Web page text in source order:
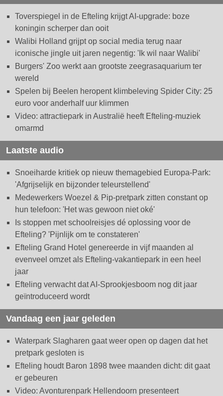
Toverspiegel in de Efteling krijgt AI-upgrade: boze
koningin scherper dan ooit
Walibi Holland grijpt op social media terug naar
iconische jingle uit jaren negentig: 'Ik wil naar Walibi'
Burgers' Zoo werkt aan grootste zeegrasaquarium ter
wereld
Spelen bij Beelen heropent klimbeleving Spider City: 25
euro voor anderhalf uur klimmen
Video: attractiepark in Australië heeft Efteling-muziek
omarmd
Laatste audio
Snoeiharde kritiek op nieuw themagebied Europa-Park:
'Afgrijselijk en bijzonder teleurstellend'
Medewerkers Woezel & Pip-pretpark zitten constant op
hun telefoon: 'Het was gewoon niet oké'
Is stoppen met schoolreisjes dé oplossing voor de
Efteling? 'Pijnlijk om te constateren'
Efteling Grand Hotel genereerde in vijf maanden al
evenveel omzet als Efteling-vakantiepark in een heel
jaar
Efteling verwacht dat AI-Sprookjesboom nog dit jaar
geïntroduceerd wordt
Vandaag een jaar geleden
Waterpark Slagharen gaat weer open op dagen dat het
pretpark gesloten is
Efteling houdt Baron 1898 twee maanden dicht: dit gaat
er gebeuren
Video: Avonturenpark Hellendoorn presenteert